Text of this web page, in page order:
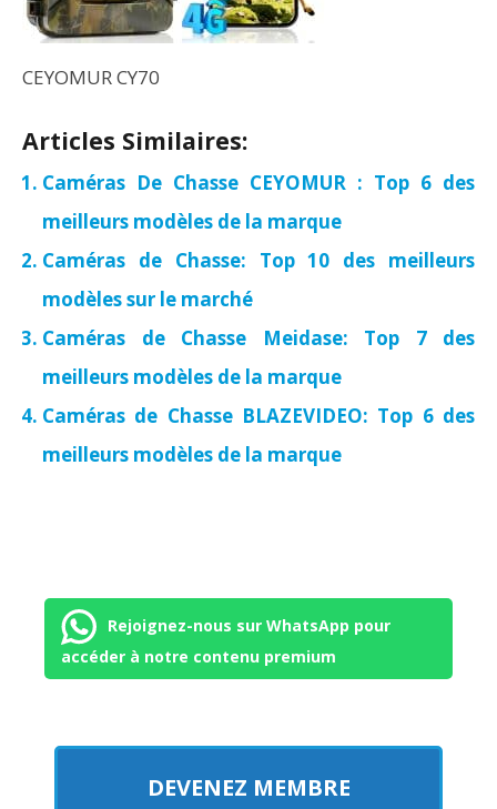
CEYOMUR CY70
Articles Similaires:
Caméras De Chasse CEYOMUR : Top 6 des
meilleurs modèles de la marque
Caméras de Chasse: Top 10 des meilleurs
modèles sur le marché
Caméras de Chasse Meidase: Top 7 des
meilleurs modèles de la marque
Caméras de Chasse BLAZEVIDEO: Top 6 des
meilleurs modèles de la marque
Rejoignez-nous sur WhatsApp pour
accéder à notre contenu premium
DEVENEZ MEMBRE